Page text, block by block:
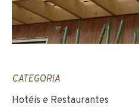
CATEGORIA
Hotéis e Restaurantes